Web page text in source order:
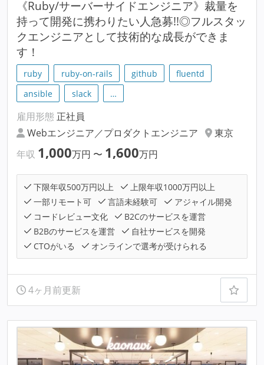
《Ruby/サーバーサイドエンジニア》裁量を
持って開発に携わりたい人急募!!◎フルスタッ
クエンジニアとして技術的な成長ができま
す！
ruby ruby-on-rails github
fluentd
ansible
slack …
雇用形態 正社員
Webエンジニア／プロダクトエンジニア
東京
年収 1,000万円 〜 1,600万円
下限年収500万円以上
上限年収1000万円以上
一部リモート可
言語未経験可
アジャイル開発
コードレビュー文化
B2Cのサービスを運営
B2Bのサービスを運営
自社サービスを開発
CTOがいる
オンラインで選考が受けられる
4ヶ月前更新